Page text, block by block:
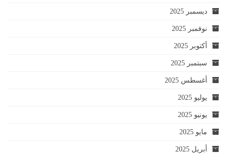
ديسمبر 2025
نوفمبر 2025
أكتوبر 2025
سبتمبر 2025
أغسطس 2025
يوليو 2025
يونيو 2025
مايو 2025
أبريل 2025